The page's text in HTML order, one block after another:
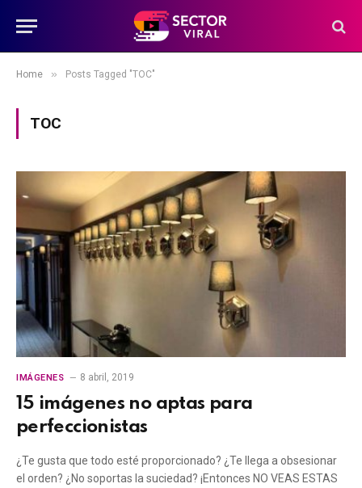
Home » Posts Tagged "TOC"
TOC
IMÁGENES 8 abril, 2019
15 imágenes no aptas para
perfeccionistas
¿Te gusta que todo esté proporcionado? ¿Te llega a obsesionar
el orden? ¿No soportas la suciedad? ¡Entonces NO VEAS ESTAS